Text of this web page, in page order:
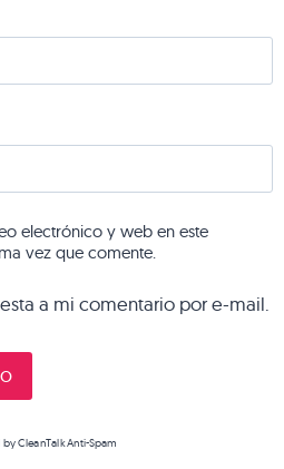
electrónico y web en este
vez que comente.
a mi comentario por e-mail.
byCleanTalk Anti-Spam